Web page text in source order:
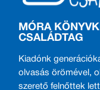
MÓRA
CSALÁDTAG
Kiadónk
olvasás örömével,
szerető felnőttek